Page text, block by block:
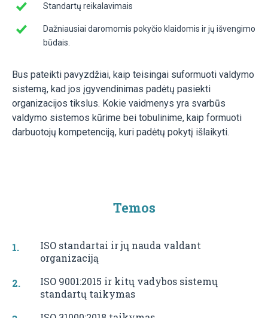
Standartų reikalavimais
Dažniausiai daromomis pokyčio klaidomis ir jų išvengimo
būdais.
Bus pateikti pavyzdžiai, kaip teisingai suformuoti valdymo
sistemą, kad jos įgyvendinimas padėtų pasiekti
organizacijos tikslus. Kokie vaidmenys yra svarbūs
valdymo sistemos kūrime bei tobulinime, kaip formuoti
darbuotojų kompetenciją, kuri padėtų pokytį išlaikyti.
Temos
ISO standartai ir jų nauda valdant
organizaciją
ISO 9001:2015 ir kitų vadybos sistemų
standartų taikymas